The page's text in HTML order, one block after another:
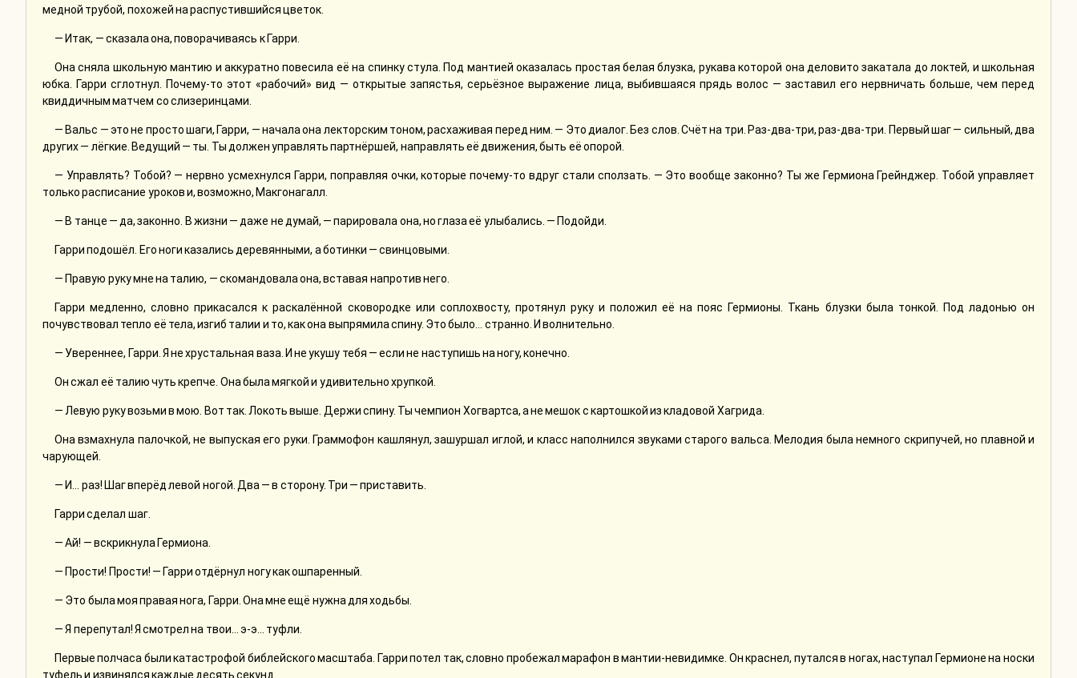
медной трубой, похожей на распустившийся цветок.
— Итак, — сказала она, поворачиваясь к Гарри.
Она сняла школьную мантию и аккуратно повесила её на спинку стула. Под мантией оказалась простая белая блузка, рукава которой она деловито закатала до локтей, и школьная
юбка. Гарри сглотнул. Почему-то этот «рабочий» вид — открытые запястья, серьёзное выражение лица, выбившаяся прядь волос — заставил его нервничать больше, чем перед
квиддичным матчем со слизеринцами.
— Вальс — это не просто шаги, Гарри, — начала она лекторским тоном, расхаживая перед ним. — Это диалог. Без слов. Счёт на три. Раз-два-три, раз-два-три. Первый шаг — сильный, два
других — лёгкие. Ведущий — ты. Ты должен управлять партнёршей, направлять её движения, быть её опорой.
— Управлять? Тобой? — нервно усмехнулся Гарри, поправляя очки, которые почему-то вдруг стали сползать. — Это вообще законно? Ты же Гермиона Грейнджер. Тобой управляет
только расписание уроков и, возможно, Макгонагалл.
— В танце — да, законно. В жизни — даже не думай, — парировала она, но глаза её улыбались. — Подойди.
Гарри подошёл. Его ноги казались деревянными, а ботинки — свинцовыми.
— Правую руку мне на талию, — скомандовала она, вставая напротив него.
Гарри медленно, словно прикасался к раскалённой сковородке или соплохвосту, протянул руку и положил её на пояс Гермионы. Ткань блузки была тонкой. Под ладонью он
почувствовал тепло её тела, изгиб талии и то, как она выпрямила спину. Это было… странно. И волнительно.
— Увереннее, Гарри. Я не хрустальная ваза. И не укушу тебя — если не наступишь на ногу, конечно.
Он сжал её талию чуть крепче. Она была мягкой и удивительно хрупкой.
— Левую руку возьми в мою. Вот так. Локоть выше. Держи спину. Ты чемпион Хогвартса, а не мешок с картошкой из кладовой Хагрида.
Она взмахнула палочкой, не выпуская его руки. Граммофон кашлянул, зашуршал иглой, и класс наполнился звуками старого вальса. Мелодия была немного скрипучей, но плавной и
чарующей.
— И… раз! Шаг вперёд левой ногой. Два — в сторону. Три — приставить.
Гарри сделал шаг.
— Ай! — вскрикнула Гермиона.
— Прости! Прости! — Гарри отдёрнул ногу как ошпаренный.
— Это была моя правая нога, Гарри. Она мне ещё нужна для ходьбы.
— Я перепутал! Я смотрел на твои… э-э… туфли.
Первые полчаса были катастрофой библейского масштаба. Гарри потел так, словно пробежал марафон в мантии-невидимке. Он краснел, путался в ногах, наступал Гермионе на носки
туфель и извинялся каждые десять секунд.